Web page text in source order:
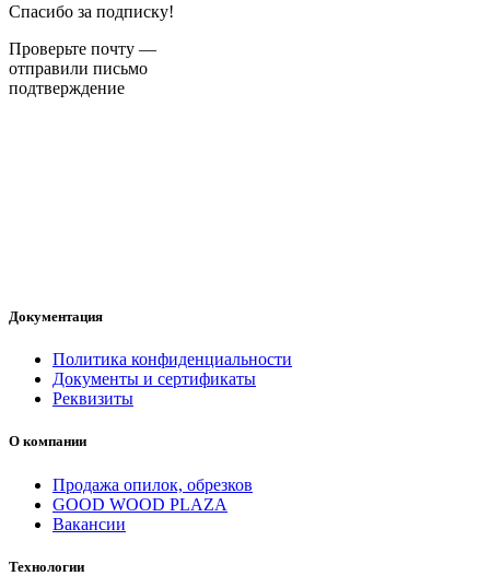
Спасибо за подписку!
Проверьте почту —
отправили письмо
подтверждение
Документация
Политика конфиденциальности
Документы и сертификаты
Реквизиты
О компании
Продажа опилок, обрезков
GOOD WOOD PLAZA
Вакансии
Технологии